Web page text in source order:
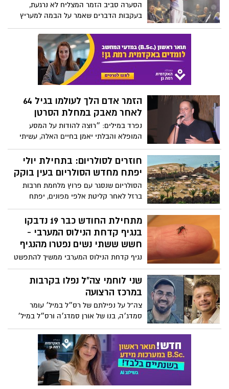
בלווי מטוס תדלוק השתתפו בתקיפה. כל
מטוסינו שבו בשלום. החות'ים כבר מאיימים
בתגובה על התגובה
הסערה סביב הזמר המצליח לא נרגעת,
בעקבות הדברים שאמר על הבמה למעריץ
שזרק עליו בקבוק מים
הזמר אדם הלך לעולמו בגיל 64
לאחר מאבק במחלת הסרטן
נפרד במילים: ״רוצה להודות על המסע
המופלא והבלתי יאמן בחיים האלה, עשיתי
המון, הייתי טוטאלי, הלכתי עד הקצה בכל
דבר״
חוזרים לסולריום: בתחילת יולי
יפתח מחדש הסולריום בעין בוקק
הסולריום שנסגר עם פרוץ מלחמת חרבות
ברזל לאחר קליטת אלפי מפונים, יפתח
מחדש בתחילת יולי
מתחילת החודש כבר 19 נדבקו
בנגיף קדחת הנילוס המערבי -
חשש ששתי נשים נפטרו מהנגיף
נגיף קדחת הנילוס המערבי ממשיך להתפשט
ברחבי הארץ, ומתחילת החודש כבר דווח על
19 שנדבקו בנגיף והזדקקו לאישפוז כאשר
שלושה מהם מונשמים. במשרד הבריאות
בודקים אם שתי קשישות שנפטרו בסוף
השבוע, נשאו את הנגיף שמועבר מעקיצת
יתוש הטיגריס האסייתי. אלו סימני המחלה
וכך תמנעו מעקיצת היתוש
שני לוחמי צה”ל נפלו בקרבות
במרכז הרצועה
צה"ל על נפילתם של רס״ל במיל׳ עומר
סמדג׳ה, בנו של אורן סמדג׳ה ורס״ל במיל׳
סעדיה יעקב דרעי מפגיעת פצמ״ר במרכז
רצועת עזה